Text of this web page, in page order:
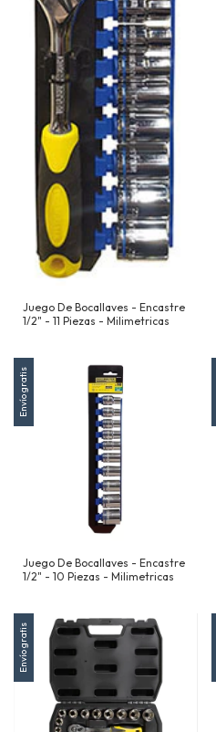
Juego De Bocallaves - Encastre
1/2" - 11 Piezas - Milimetricas
Envío gratis
Juego De Bocallaves - Encastre
1/2" - 10 Piezas - Milimetricas
Envío gratis